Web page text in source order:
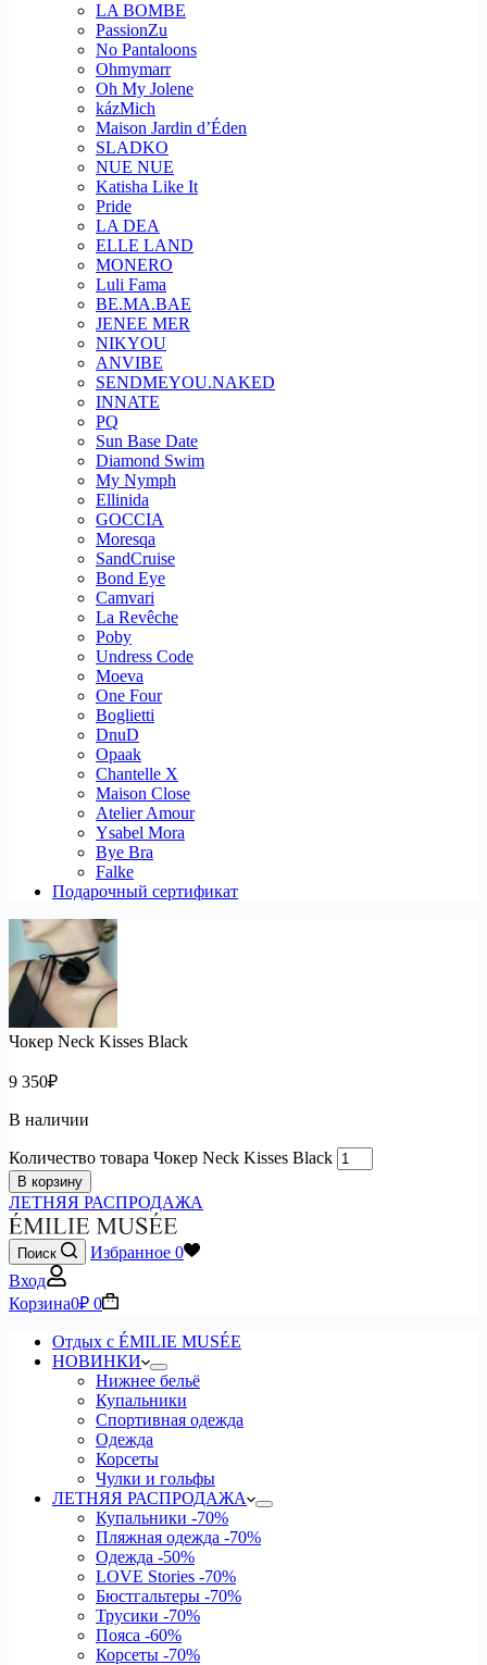
LA BOMBE
PassionZu
No Pantaloons
Ohmymarr
Oh My Jolene
kázMich
Maison Jardin d’Éden
SLADKO
NUE NUE
Katisha Like It
Pride
LA DEA
ELLE LAND
MONERO
Luli Fama
BE.MA.BAE
JENEE MER
NIKYOU
ANVIBE
SENDMEYOU.NAKED
INNATE
PQ
Sun Base Date
Diamond Swim
My Nymph
Ellinida
GOCCIA
Moresqa
SandCruise
Bond Eye
Camvari
La Revêche
Poby
Undress Code
Moeva
One Four
Boglietti
DnuD
Opaak
Chantelle X
Maison Close
Atelier Amour
Ysabel Mora
Bye Bra
Falke
Подарочный сертификат
Чокер Neck Kisses Black
9 350₽
В наличии
Количество товара Чокер Neck Kisses Black
В корзину
ЛЕТНЯЯ РАСПРОДАЖА
Поиск Избранное 0
Вход
Корзина0₽ 0
Отдых с ÉMILIE MUSÉE
НОВИНКИ
Нижнее бельё
Купальники
Спортивная одежда
Одежда
Корсеты
Чулки и гольфы
ЛЕТНЯЯ РАСПРОДАЖА
Купальники -70%
Пляжная одежда -70%
Одежда -50%
LOVE Stories -70%
Бюстгальтеры -70%
Трусики -70%
Пояса -60%
Корсеты -70%